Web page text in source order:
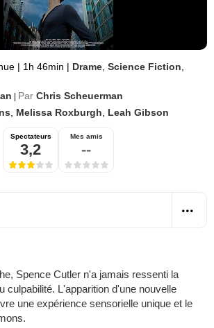
| 1h 46min | Drame Science Fiction
Par Chris Scheuerman
Melissa Roxburgh Leah Gibson
Spectateurs
3,2
Mes amis
--
Spence Cutler n'a jamais ressenti la
culpabilité. L'apparition d'une nouvelle
une expérience sensorielle unique et le